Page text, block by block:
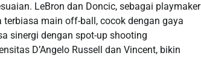
LeBron dan Doncic, sebagai playmaker
main off-ball, cocok dengan gaya
sinergi dengan spot-up shooting
D’Angelo Russell dan Vincent, bikin